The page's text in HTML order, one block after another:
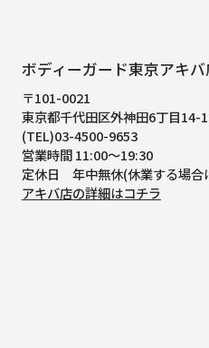
ボディーガード東京アキ
〒101-0021
東京都千代田区外神田6丁目14-
(TEL)03-4500-9653
営業時間 11:00～19:30
定休日 年中無休(休業する場合
アキバ店の詳細はコチラ